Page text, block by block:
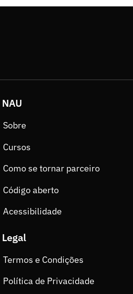
NAU
Sobre
Cursos
Como se tornar parceiro
Código aberto
Acessibilidade
Legal
Termos e Condições
Política de Privacidade